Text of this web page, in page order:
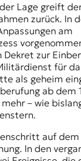
Lage greift
zurück. In
am
zur
für
als geheim
ab dem
– wie
auf dem
In den